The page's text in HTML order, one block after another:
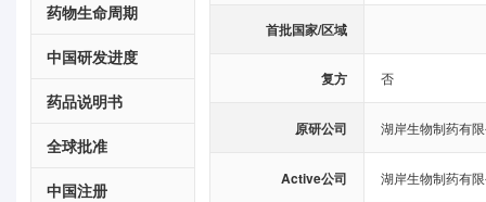
药物生命周期
中国研发进度
药品说明书
全球批准
中国注册
首批国家/区域
复方 否
原研公司 湖岸生物制药有
Active公司 湖岸生物制药有